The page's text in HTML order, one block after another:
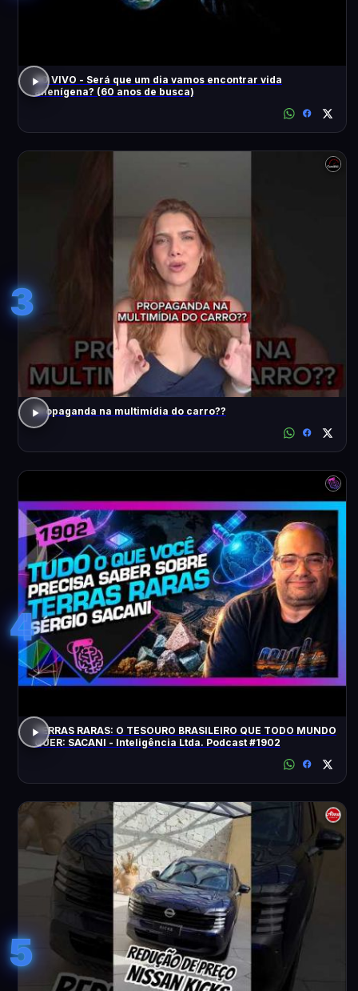
AO VIVO - Será que um dia vamos encontrar vida
alienígena? (60 anos de busca)
3
Propaganda na multimídia do carro??
4
TERRAS RARAS: O TESOURO BRASILEIRO QUE TODO MUNDO
QUER: SACANI - Inteligência Ltda. Podcast #1902
5